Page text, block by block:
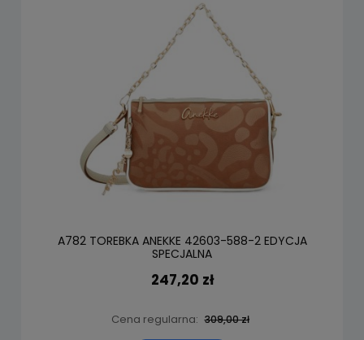
A782 TOREBKA ANEKKE 42603-588-2 EDYCJA
SPECJALNA
247,20 zł
Cena regularna: 309,00 zł